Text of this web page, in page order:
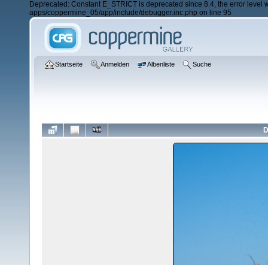
Deprecated: Constant E_STRICT is deprecated since 8.4, the error
apps/coppermine_05/app/include/debugger.inc.php on line 95
Startseite Anmelden Albenliste Suche